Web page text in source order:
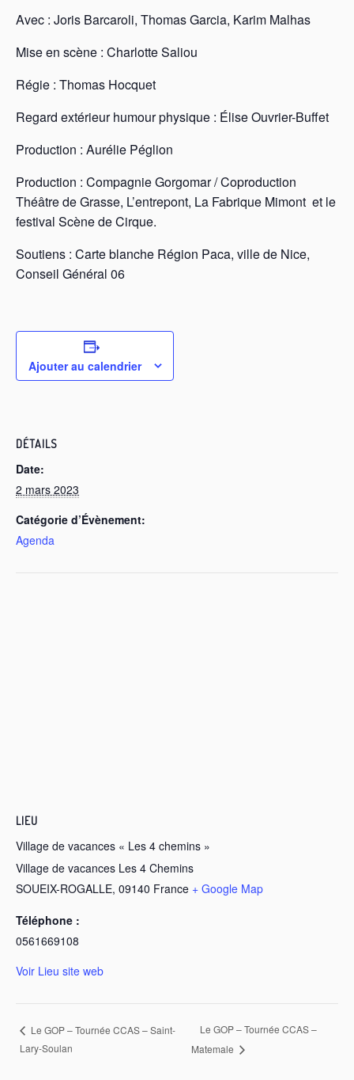
Avec : Joris Barcaroli, Thomas Garcia, Karim Malhas
Mise en scène : Charlotte Saliou
Régie : Thomas Hocquet
Regard extérieur humour physique : Élise Ouvrier-Buffet
Production : Aurélie Péglion
Production : Compagnie Gorgomar / Coproduction
Théâtre de Grasse, L’entrepont, La Fabrique Mimont et le
festival Scène de Cirque.
Soutiens : Carte blanche Région Paca, ville de Nice,
Conseil Général 06
Ajouter au calendrier
DÉTAILS
Date:
2 mars 2023
Catégorie d’Évènement:
Agenda
LIEU
Village de vacances « Les 4 chemins »
Village de vacances Les 4 Chemins
SOUEIX-ROGALLE, 09140 France + Google Map
Téléphone :
0561669108
Voir Lieu site web
Le GOP – Tournée CCAS – Saint-
Lary-Soulan
Le GOP – Tournée CCAS –
Matemale